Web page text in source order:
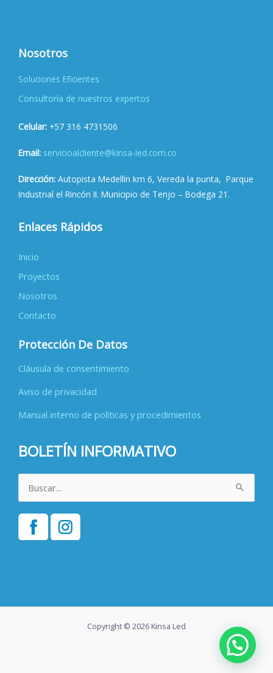
Nosotros
Soluciones Eficientes
Consultoría de nuestros expertos
Celular: +57 316 4731506
Email: servicioalcliente@kinsa-led.com.co
Dirección: Autopista Medellín km 6, Vereda la punta, Parque
Industrial el Rincón II. Municipio de Tenjo – Bodega 21.
Enlaces Rápidos
Inicio
Proyectos
Nosotros
Contacto
Protección De Datos
Cláusula de consentimiento
Aviso de privacidad
Manual interno de políticas y procedimientos
BOLETÍN INFORMATIVO
Buscar
por:
Copyright © 2026 Kinsa Led